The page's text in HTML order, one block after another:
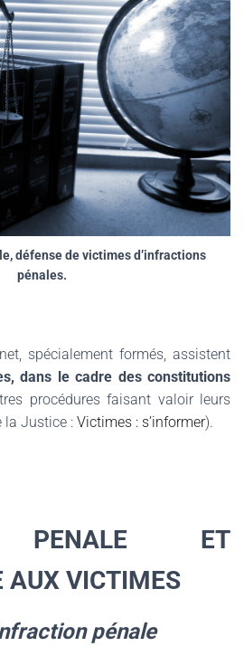
défense de victimes d’infractions
pénales.
spécialement formés, assistent
dans le cadre des constitutions
procédures faisant valoir leurs
la Justice : Victimes : s’informer).
PENALE ET
AUX VICTIMES
pénale